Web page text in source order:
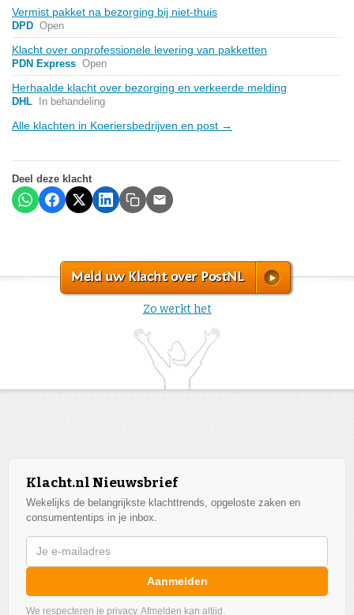
Vermist pakket na bezorging bij niet-thuis
DPD Open
Klacht over onprofessionele levering van pakketten
PDN Express Open
Herhaalde klacht over bezorging en verkeerde melding
DHL In behandeling
Alle klachten in Koeriersbedrijven en post →
Deel deze klacht
Meld uw Klacht over PostNL
Zo werkt het
Klacht.nl Nieuwsbrief
Wekelijks de belangrijkste klachttrends, opgeloste zaken en
consumententips in je inbox.
Aanmelden
We respecteren je privacy. Afmelden kan altijd.